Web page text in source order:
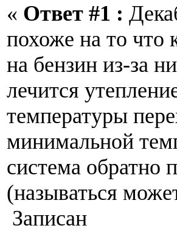
« Ответ #1 :
похоже на то что
на бензин из-за
лечится
температуры
минимальной
система обратно
(называться
Записан